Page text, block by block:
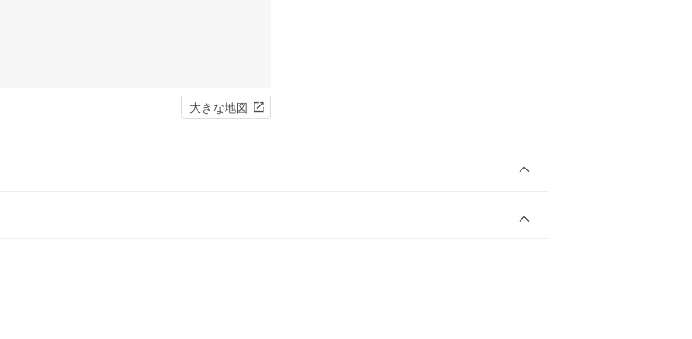
大きな地図